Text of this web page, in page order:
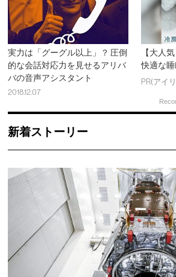
実力は「グーグル以上」？ 圧倒
的な会話対応力を見せるアリバ
バの音声アシスタント
2018.12.07
【大人
快適な睡
PR(アイ
新着ストーリー